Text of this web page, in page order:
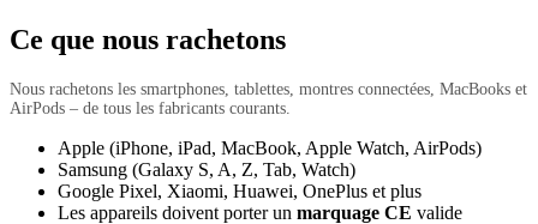
Ce que nous rachetons
Nous rachetons les smartphones, tablettes, montres connectées, MacBooks et
AirPods – de tous les fabricants courants.
Apple (iPhone, iPad, MacBook, Apple Watch, AirPods)
Samsung (Galaxy S, A, Z, Tab, Watch)
Google Pixel, Xiaomi, Huawei, OnePlus et plus
Les appareils doivent porter un marquage CE valide